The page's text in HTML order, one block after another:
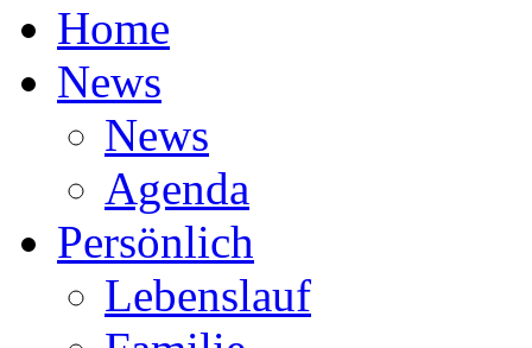
Home
News
News
Agenda
Persönlich
Lebenslauf